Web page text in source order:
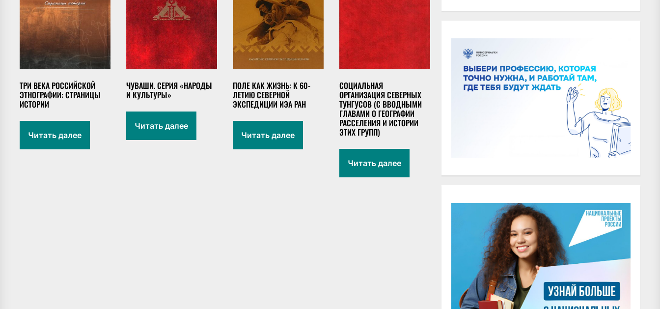
ТРИ ВЕКА РОССИЙСКОЙ
ЭТНОГРАФИИ: СТРАНИЦЫ
ИСТОРИИ
Читать далее
ЧУВАШИ. СЕРИЯ «НАРОДЫ
И КУЛЬТУРЫ»
Читать далее
ПОЛЕ КАК ЖИЗНЬ: К 60-
ЛЕТИЮ СЕВЕРНОЙ
ЭКСПЕДИЦИИ ИЭА РАН
Читать далее
СОЦИАЛЬНАЯ
ОРГАНИЗАЦИЯ СЕВЕРНЫХ
ТУНГУСОВ (С ВВОДНЫМИ
ГЛАВАМИ О ГЕОГРАФИИ
РАССЕЛЕНИЯ И ИСТОРИИ
ЭТИХ ГРУПП)
Читать далее